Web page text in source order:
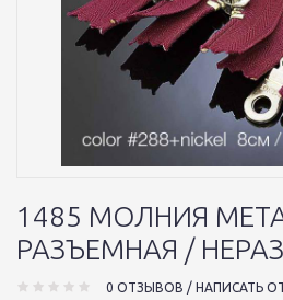
1485 МОЛНИЯ
РАЗЪЕМНАЯ /
0 ОТЗЫВОВ / НАПИСАТЬ